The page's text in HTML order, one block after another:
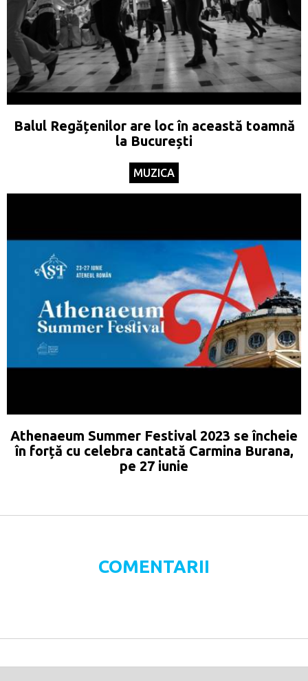
Balul Regățenilor are loc în această toamnă
la București
MUZICA
Athenaeum Summer Festival 2023 se încheie
în forță cu celebra cantată Carmina Burana,
pe 27 iunie
COMENTARII